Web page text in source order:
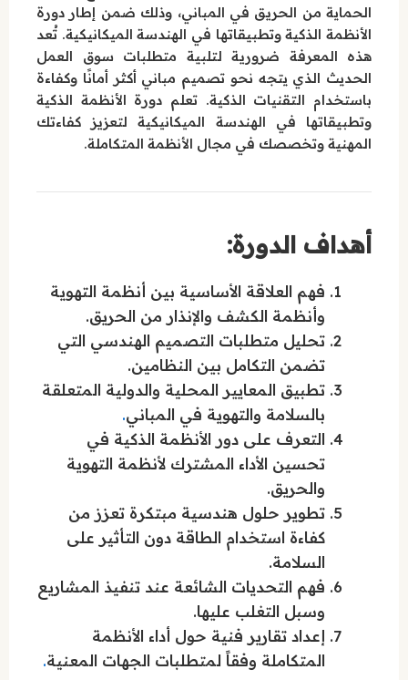
الحماية من الحريق في المباني، وذلك ضمن إطار دورة
الأنظمة الذكية وتطبيقاتها في الهندسة الميكانيكية. تُعد
هذه المعرفة ضرورية لتلبية متطلبات سوق العمل
الحديث الذي يتجه نحو تصميم مباني أكثر أمانًا وكفاءة
باستخدام التقنيات الذكية. تعلم دورة الأنظمة الذكية
وتطبيقاتها في الهندسة الميكانيكية لتعزيز كفاءتك
المهنية وتخصصك في مجال الأنظمة المتكاملة.
أهداف الدورة:
فهم العلاقة الأساسية بين أنظمة التهوية
وأنظمة الكشف والإنذار من الحريق.
تحليل متطلبات التصميم الهندسي التي
تضمن التكامل بين النظامين.
تطبيق المعايير المحلية والدولية المتعلقة
بالسلامة والتهوية في المباني.
التعرف على دور الأنظمة الذكية في
تحسين الأداء المشترك لأنظمة التهوية
والحريق.
تطوير حلول هندسية مبتكرة تعزز من
كفاءة استخدام الطاقة دون التأثير على
السلامة.
فهم التحديات الشائعة عند تنفيذ المشاريع
وسبل التغلب عليها.
إعداد تقارير فنية حول أداء الأنظمة
المتكاملة وفقاً لمتطلبات الجهات المعنية.